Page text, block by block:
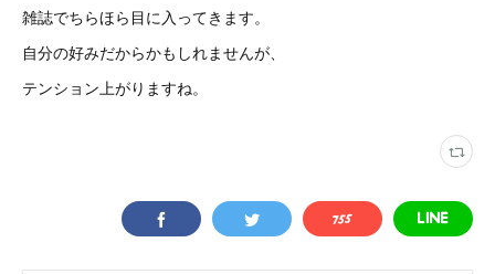
雑誌でちらほら目に入ってきます。
自分の好みだからかもしれませんが、
テンション上がりますね。